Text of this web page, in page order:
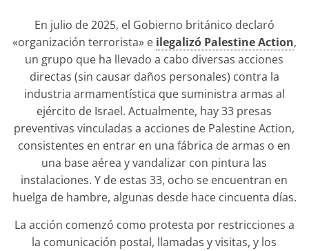
En julio de 2025, el Gobierno británico declaró
«organización terrorista» e ilegalizó Palestine Action,
un grupo que ha llevado a cabo diversas acciones
directas (sin causar daños personales) contra la
industria armamentística que suministra armas al
ejército de Israel. Actualmente, hay 33 presas
preventivas vinculadas a acciones de Palestine Action,
consistentes en entrar en una fábrica de armas o en
una base aérea y vandalizar con pintura las
instalaciones. Y de estas 33, ocho se encuentran en
huelga de hambre, algunas desde hace cincuenta días.
La acción comenzó como protesta por restricciones a
la comunicación postal, llamadas y visitas, y los